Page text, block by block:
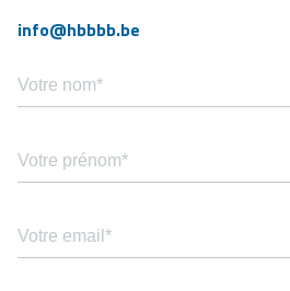
info@hbbbb.be
NOM
PRÉNOM
EMAIL